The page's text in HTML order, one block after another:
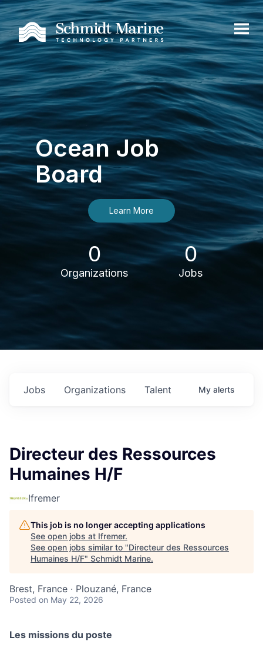
Ocean Job
Board
Learn More
0
Organizations
0
Jobs
Jobs Organizations Talent My alerts
Directeur des Ressources
Humaines H/F
Ifremer
This job is no longer accepting applications
See open jobs at Ifremer.
See open jobs similar to "Directeur des Ressources
Humaines H/F" Schmidt Marine.
Brest, France · Plouzané, France
Posted on May 22, 2026
Les missions du poste